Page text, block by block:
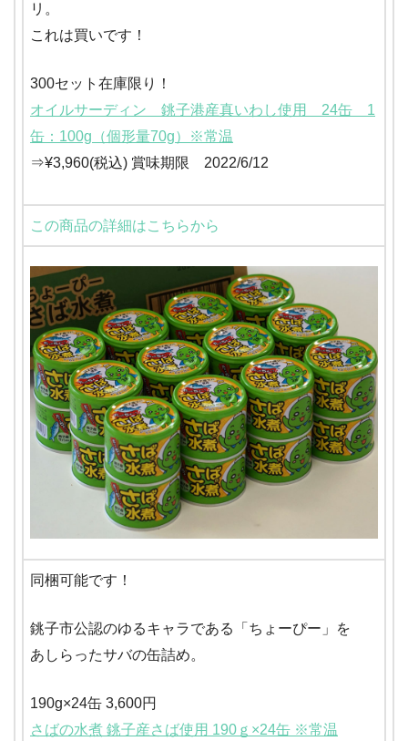
リ。
これは買いです！
300セット在庫限り！
オイルサーディン 銚子港産真いわし使用 24缶 1
缶：100g（個形量70g）※常温
⇒¥3,960(税込) 賞味期限 2022/6/12
この商品の詳細はこちらから
同梱可能です！
銚子市公認のゆるキャラである「ちょーぴー」を
あしらったサバの缶詰め。
190g×24缶 3,600円
さばの水煮 銚子産さば使用 190ｇ×24缶 ※常温